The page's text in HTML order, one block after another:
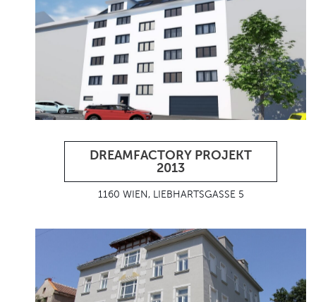
DREAMFACTORY PROJEKT
2013
1160 WIEN, LIEBHARTSGASSE 5